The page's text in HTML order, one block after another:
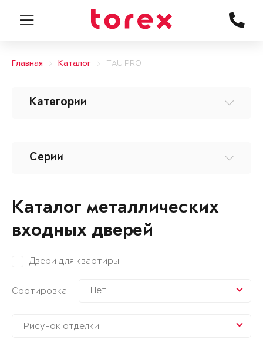
Главная Каталог TAU PRO
Категории
Серии
Каталог металлических
входных дверей
Двери для квартиры
Сортировка Нет
Рисунок отделки